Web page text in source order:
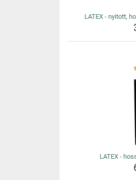
LATEX - nyitott,
LATEX -